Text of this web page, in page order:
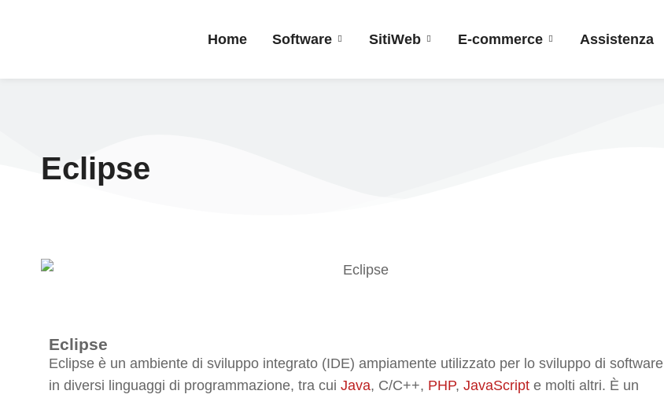
Home Software SitiWeb E-commerce Assistenza
Eclipse
Eclipse
Eclipse è un ambiente di sviluppo integrato (IDE) ampiamente utilizzato per lo sviluppo di software
in diversi linguaggi di programmazione, tra cui Java, C/C++, PHP, JavaScript e molti altri. È un